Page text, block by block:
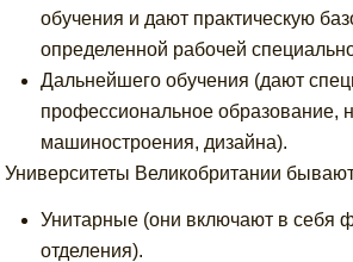
обучения и дают практическую
определенной рабочей
Дальнейшего обучения (дают
профессиональное образование,
машиностроения, дизайна).
Университеты Великобритании
Унитарные (они включают в себя
отделения).